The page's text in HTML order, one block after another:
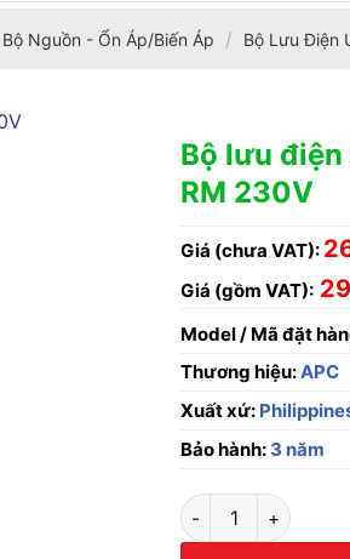
Nguồn - Ổn Áp/Biến Áp / Bộ Lưu Điện
Bộ lưu điện
RM 230V
Giá (chưa VAT):
Giá (gồm VAT):
Model / Mã đặt
Thương hiệu:APC
Xuất xứ:
Bảo hành: 3 năm
Bộ lưu điện APC